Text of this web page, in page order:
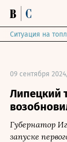
Ситуация на
09 сентября
Липецкий
Губернатор
запуске